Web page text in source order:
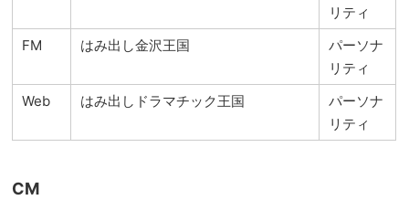
リティ
FM
はみ出し金沢王国
パーソナ
リティ
Web
はみ出しドラマチック王国
パーソナ
リティ
CM